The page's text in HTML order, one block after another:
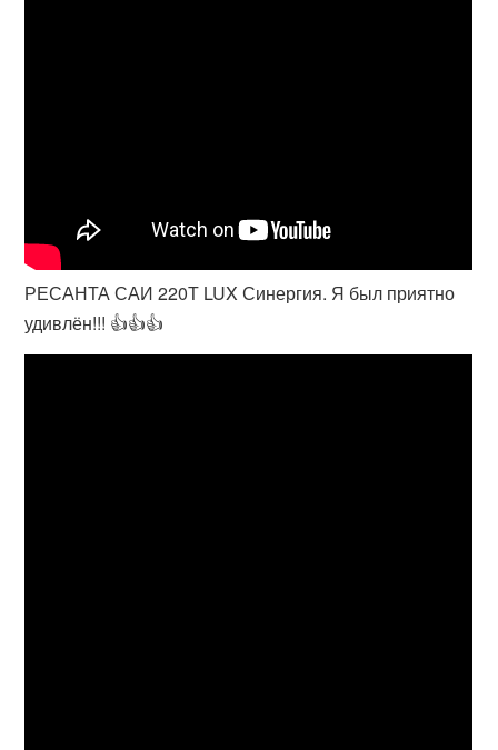
РЕСАНТА САИ 220Т LUX Синергия. Я был приятно
удивлён!!! 👍👍👍